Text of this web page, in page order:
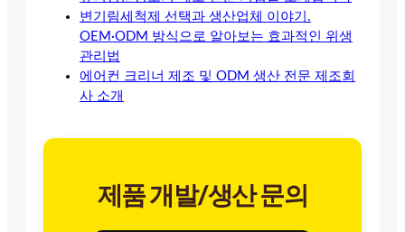
변기림세척제 선택과 생산업체 이야기.
OEM·ODM 방식으로 알아보는 효과적인 위생
관리법
에어컨 크리너 제조 및 ODM 생산 전문 제조회
사 소개
제품 개발/생산 문의